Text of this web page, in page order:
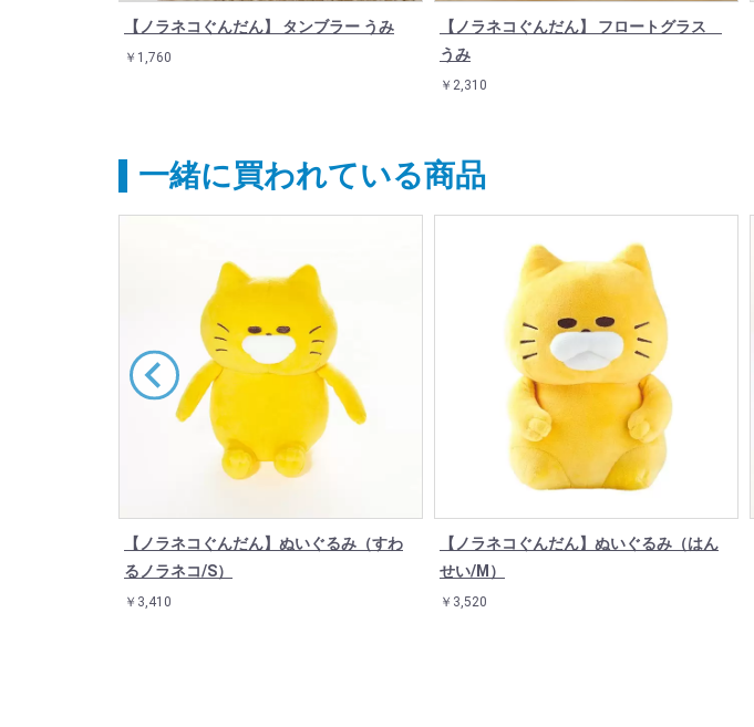
【ノラネコぐんだん】 タンブラー うみ
￥1,760
【ノラネコぐんだん】 フロートグラス
うみ
￥2,310
一緒に買われている商品
【ノラネコぐんだん】ぬいぐるみ（すわ
るノラネコ/S）
￥3,410
【ノラネコぐんだん】ぬいぐるみ（はん
せい/M）
￥3,520